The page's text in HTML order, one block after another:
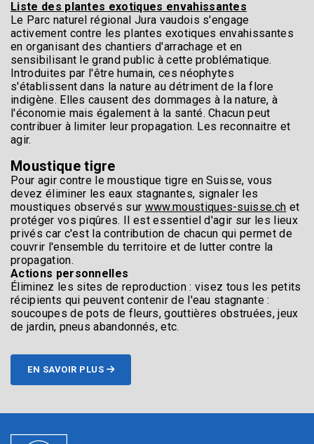
Liste des plantes exotiques envahissantes
Le Parc naturel régional Jura vaudois s'engage
activement contre les plantes exotiques envahissantes
en organisant des chantiers d'arrachage et en
sensibilisant le grand public à cette problématique.
Introduites par l'être humain, ces néophytes
s'établissent dans la nature au détriment de la flore
indigène. Elles causent des dommages à la nature, à
l'économie mais également à la santé. Chacun peut
contribuer à limiter leur propagation. Les reconnaitre et
agir.
Moustique tigre
Pour agir contre le moustique tigre en Suisse, vous
devez éliminer les eaux stagnantes, signaler les
moustiques observés sur www.moustiques-suisse.ch et
protéger vos piqûres. Il est essentiel d'agir sur les lieux
privés car c'est la contribution de chacun qui permet de
couvrir l'ensemble du territoire et de lutter contre la
propagation.
Actions personnelles
Éliminez les sites de reproduction : visez tous les petits
récipients qui peuvent contenir de l'eau stagnante :
soucoupes de pots de fleurs, gouttières obstruées, jeux
de jardin, pneus abandonnés, etc.
EN SAVOIR PLUS